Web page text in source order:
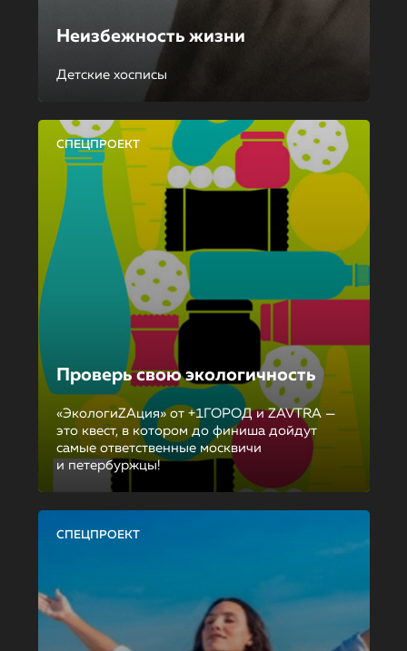
Неизбежность жизни
Детские хосписы
СПЕЦПРОЕКТ
Проверь свою экологичность
«ЭкологиZAция» от +1ГОРОД и ZAVTRA —
это квест, в котором до финиша дойдут
самые ответственные москвичи
и петербуржцы!
СПЕЦПРОЕКТ